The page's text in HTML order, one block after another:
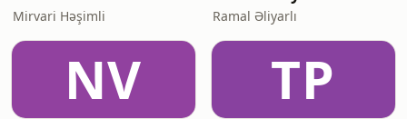
Mirvari Həşimli Ramal Əliyarlı
NV TP